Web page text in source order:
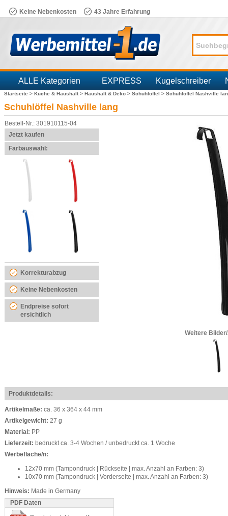
Keine Nebenkosten 43 Jahre Erfahrung
ALLE Kategorien EXPRESS Kugelschreiber
Branchen
Startseite > Küche & Haushalt > Haushalt & Deko > Schuhlöffel > Schuhlöffel Nashville
Schuhlöffel Nashville lang
Bestell-Nr.: 301910115-04
Jetzt kaufen
Farbauswahl:
Korrekturabzug
Keine Nebenkosten
Endpreise sofort
ersichtlich
Weitere
Produktdetails:
Artikelmaße: ca. 36 x 364 x 44 mm
Artikelgewicht: 27 g
Material: PP
Lieferzeit: bedruckt ca. 3-4 Wochen / unbedruckt ca. 1 Woche
Werbefläche/n:
12x70 mm (Tampondruck | Rückseite | max. Anzahl an Farben: 3)
10x70 mm (Tampondruck | Vorderseite | max. Anzahl an Farben: 3)
Hinweis: Made in Germany
PDF Daten